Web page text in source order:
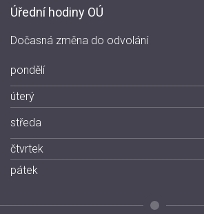
Úřední hodiny OÚ
Dočasná změna do odvolání
pondělí
úterý
středa
čtvrtek
pátek